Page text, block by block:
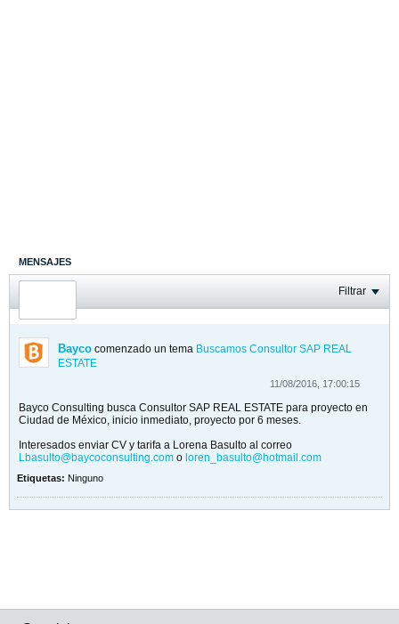
MENSAJES
ÚLTIMA ACTIVIDAD Filtrar
Bayco comenzado un tema Buscamos Consultor SAP REAL
ESTATE
11/08/2016, 17:00:15
Bayco Consulting busca Consultor SAP REAL ESTATE para proyecto en
Ciudad de México, inicio inmediato, proyecto por 6 meses.
Interesados enviar CV y tarifa a Lorena Basulto al correo
Lbasulto@baycoconsulting.com o loren_basulto@hotmail.com
Etiquetas: Ninguno